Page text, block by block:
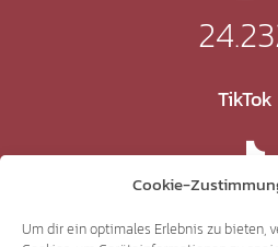
Cookie-
Um dir ein optimales Erlebnis zu bieten,
TikTok